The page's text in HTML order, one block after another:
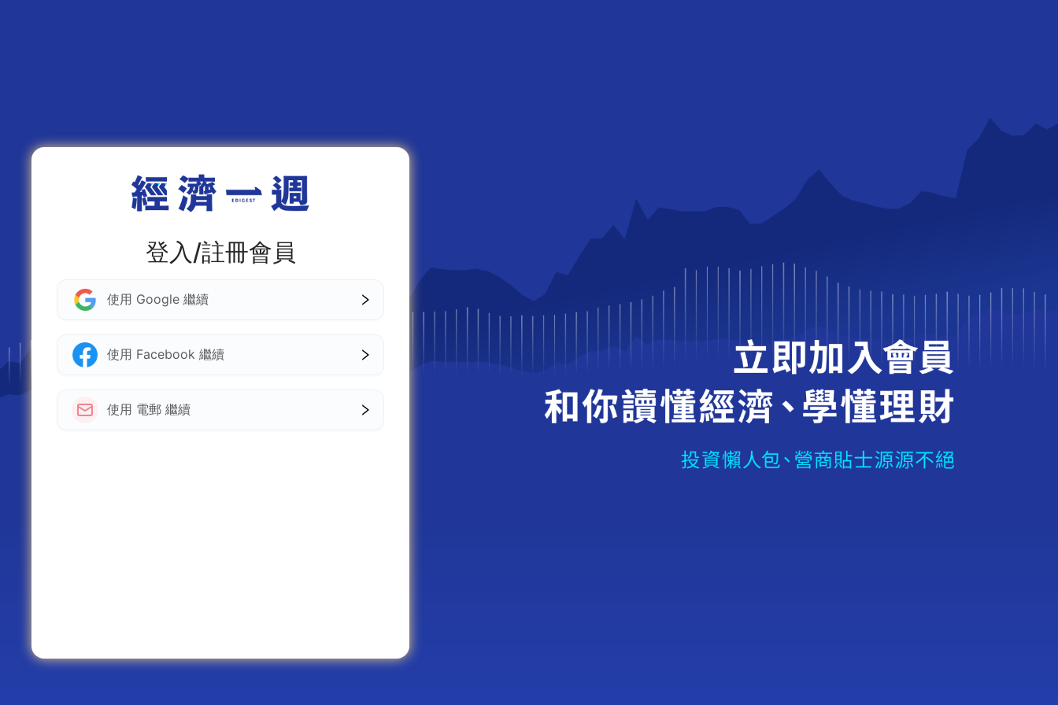
登入/註冊會員
使用 Google 繼續
使用 Facebook 繼續
使用 電郵 繼續